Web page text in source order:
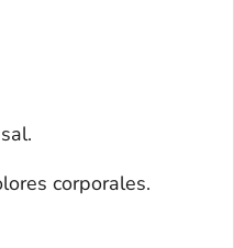
corporales.